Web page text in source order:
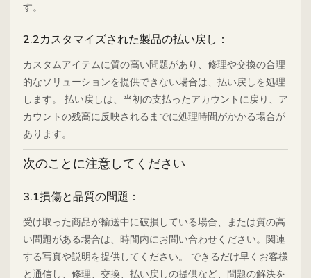
す。
2.2カスタマイズされた製品の払い戻し：
カスタムアイテムに質の高い問題があり、修理や交換の合理
的なソリューションを提供できない場合は、払い戻しを処理
します。 払い戻しは、当初の支払ったアカウントに戻り、ア
カウントの残高に反映されるまでに処理時間がかかる場合が
あります。
次のことに注意してください
3.1損傷と品質の問題：
受け取った商品が輸送中に破損している場合、または質の高
い問題がある場合は、時間内にお問い合わせください。関連
する写真や説明を提供してください。 できるだけ早くお客様
と通信し、修理、交換、払い戻しの提供など、問題の解決を